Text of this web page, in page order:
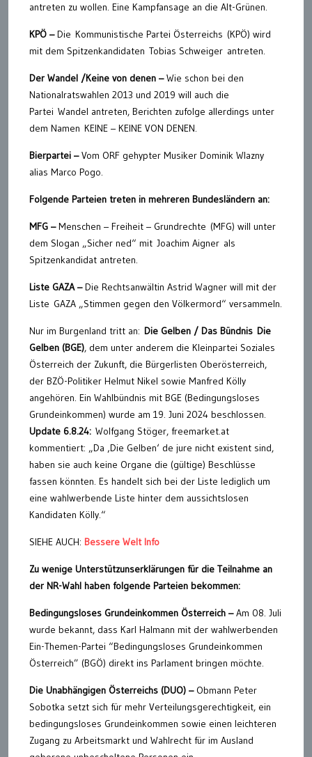
antreten zu wollen. Eine Kampfansage an die Alt-Grünen.
KPÖ –Die Kommunistische Partei Österreichs (KPÖ) wird
mit dem Spitzenkandidaten Tobias Schweiger antreten.
Der Wandel /Keine von denen –Wie schon bei den
Nationalratswahlen 2013 und 2019 will auch die
Partei Wandel antreten, Berichten zufolge allerdings unter
dem Namen KEINE – KEINE VON DENEN.
Bierpartei –Vom ORF gehypter Musiker Dominik Wlazny
alias Marco Pogo.
Folgende Parteien treten in mehreren Bundesländern an:
MFG –Menschen – Freiheit – Grundrechte (MFG) will unter
dem Slogan „Sicher ned“ mit Joachim Aigner als
Spitzenkandidat antreten.
Liste GAZA –Die Rechtsanwältin Astrid Wagner will mit der
Liste GAZA „Stimmen gegen den Völkermord“ versammeln.
Nur im Burgenland tritt an: Die Gelben / Das Bündnis Die
Gelben (BGE), dem unter anderem die Kleinpartei Soziales
Österreich der Zukunft, die Bürgerlisten Oberösterreich,
der BZÖ-Politiker Helmut Nikel sowie Manfred Kölly
angehören. Ein Wahlbündnis mit BGE (Bedingungsloses
Grundeinkommen) wurde am 19. Juni 2024 beschlossen.
Update 6.8.24: Wolfgang Stöger, freemarket.at
kommentiert: „Da ‚Die Gelben‘ de jure nicht existent sind,
haben sie auch keine Organe die (gültige) Beschlüsse
fassen könnten. Es handelt sich bei der Liste lediglich um
eine wahlwerbende Liste hinter dem aussichtslosen
Kandidaten Kölly.“
SIEHE AUCH: Bessere Welt Info
Zu wenige Unterstützunserklärungen für die Teilnahme an
der NR-Wahl haben folgende Parteien bekommen:
Bedingungsloses Grundeinkommen Österreich –Am 08. Juli
wurde bekannt, dass Karl Halmann mit der wahlwerbenden
Ein-Themen-Partei “Bedingungsloses Grundeinkommen
Österreich” (BGÖ) direkt ins Parlament bringen möchte.
Die Unabhängigen Österreichs (DUO) – Obmann Peter
Sobotka setzt sich für mehr Verteilungsgerechtigkeit, ein
bedingungsloses Grundeinkommen sowie einen leichteren
Zugang zu Arbeitsmarkt und Wahlrecht für im Ausland